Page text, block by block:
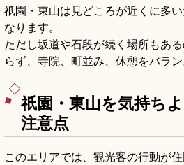
祇園・東山は見どころが近くに多
なります。
ただし坂道や石段が続く場所もあ
らず、寺院、町並み、休憩をバラン
祇園・東山を気持ち
注意点
このエリアでは、観光客の行動が